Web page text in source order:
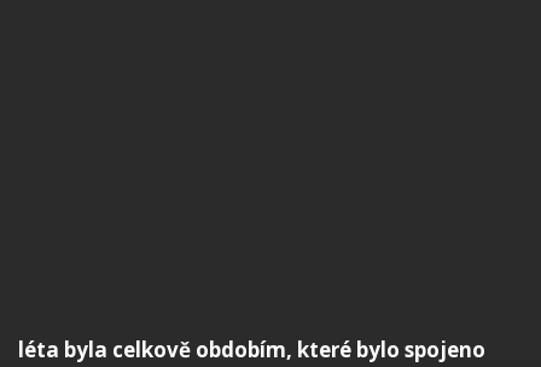
léta byla celkově obdobím, které bylo spojeno